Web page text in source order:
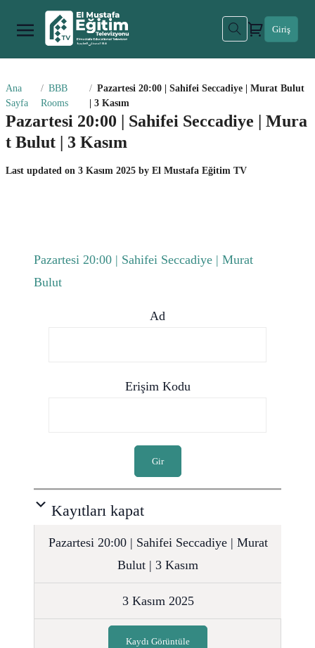
Giriş
Ana
Sayfa
BBB
Rooms
Pazartesi 20:00 | Sahifei Seccadiye | Murat Bulut
| 3 Kasım
Pazartesi 20:00 | Sahifei Seccadiye | Mura
t Bulut | 3 Kasım
Last updated on 3 Kasım 2025 by El Mustafa Eğitim TV
Pazartesi 20:00 | Sahifei Seccadiye | Murat
Bulut
Ad
Erişim Kodu
Gir
Kayıtları kapat
Pazartesi 20:00 | Sahifei Seccadiye | Murat
Bulut | 3 Kasım
3 Kasım 2025
Kaydı Görüntüle